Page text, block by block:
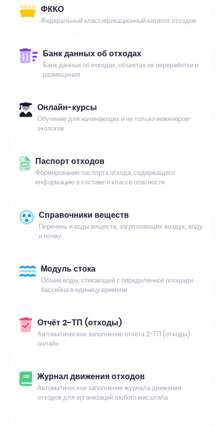
ФККО
Федеральный классификационный каталог отходов
Банк данных об отходах
Банк данных об отходах, объектах их переработки и
размещения
Онлайн-курсы
Обучение для начинающих и не только инженеров-
экологов
Паспорт отходов
Формирование паспорта отхода, содержащего
информацию о составе и классе опасности
Справочники веществ
Перечень и коды веществ, загрязняющих воздух, воду
и почву
Модуль стока
Объём воды, стекающей с определенной площади
бассейна в единицу времени
Отчёт 2-ТП (отходы)
Автоматическое заполнение отчёта 2-ТП (отходы)
онлайн
Журнал движения отходов
Автоматическое заполнение журнала движения
отходов для организаций любого масштаба